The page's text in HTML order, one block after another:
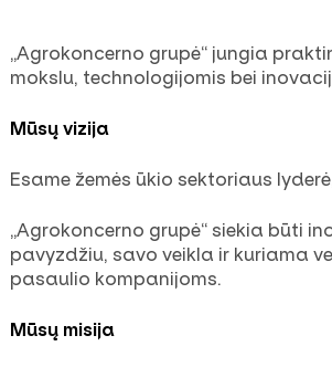
„Agrokoncerno grupė“ jungia
mokslu, technologijomis bei
Mūsų vizija
Esame žemės ūkio sektoriaus
„Agrokoncerno grupė“ siekia būti
pavyzdžiu, savo veikla ir kuriama
pasaulio kompanijoms.
Mūsų misija